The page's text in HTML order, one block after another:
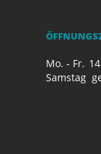
Mo. - Fr.
Samstag